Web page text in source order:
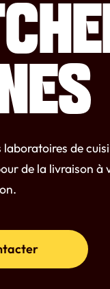
de
de la livraison à